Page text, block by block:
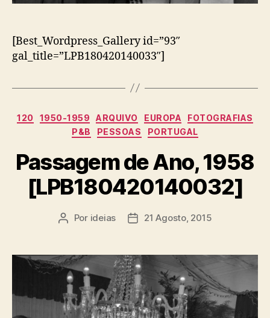
[Best_Wordpress_Gallery id=”93″
gal_title=”LPB180420140033″]
Categorias
120 1950-1959 ARQUIVO EUROPA
FOTOGRAFIAS
P&B
PESSOAS PORTUGAL
Passagem de Ano, 1958
[LPB180420140032]
Autor
Por ideias
Data21 Agosto, 2015